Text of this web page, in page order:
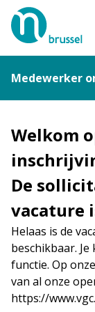
Medewerker
Welkom
De
vacature
Helaas is de
beschikbaar.
functie. Op
van al onze
https://